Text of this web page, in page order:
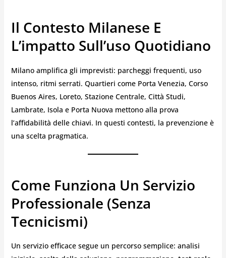
Il Contesto Milanese E
L’impatto Sull’uso Quotidiano
Milano amplifica gli imprevisti: parcheggi frequenti, uso
intenso, ritmi serrati. Quartieri come Porta Venezia, Corso
Buenos Aires, Loreto, Stazione Centrale, Città Studi,
Lambrate, Isola e Porta Nuova mettono alla prova
l’affidabilità delle chiavi. In questi contesti, la prevenzione è
una scelta pragmatica.
Come Funziona Un Servizio
Professionale (senza
Tecnicismi)
Un servizio efficace segue un percorso semplice: analisi